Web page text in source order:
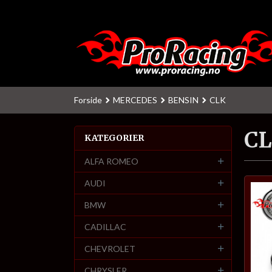
Forside MERCEDES BENSIN CLK
KATEGORIER
ALFA ROMEO
AUDI
BMW
CADILLAC
CHEVROLET